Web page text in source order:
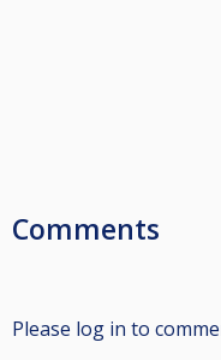
Comments
Please log in to